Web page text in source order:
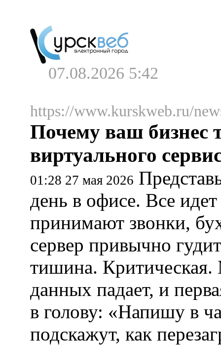
07.08.2026 5:42
https://www.kurskweb.ru/
Почему ваш бизнес
виртуального
01:28 27 мая 2026
день в офисе. Все
принимают звонки,
сервер привычно
тишина. Критическая.
данных падает, и
в голову: «Напишу в
подскажут, как